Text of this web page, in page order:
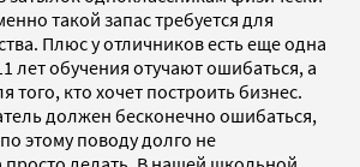
такой запас требуется для
Плюс у отличников есть еще одна
лет обучения отучают ошибаться, а
того, кто хочет построить бизнес.
должен бесконечно ошибаться,
этому поводу долго не